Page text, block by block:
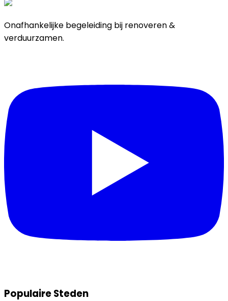
Onafhankelijke begeleiding bij renoveren &
verduurzamen.
Populaire Steden